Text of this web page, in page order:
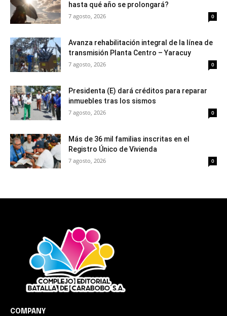
hasta qué año se prolongará?
7 agosto, 2026 0
Avanza rehabilitación integral de la línea de
transmisión Planta Centro – Yaracuy
7 agosto, 2026 0
Presidenta (E) dará créditos para reparar
inmuebles tras los sismos
7 agosto, 2026 0
Más de 36 mil familias inscritas en el
Registro Único de Vivienda
7 agosto, 2026 0
COMPANY